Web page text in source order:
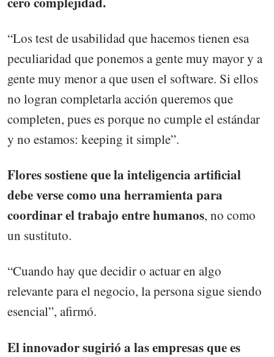
“Los test de usabilidad que hacemos tienen esa
peculiaridad que ponemos a gente muy mayor y a
gente muy menor a que usen el software. Si ellos
no logran completarla acción queremos que
completen, pues es porque no cumple el estándar
y no estamos: keeping it simple”.
Flores sostiene que la inteligencia artificial
debe verse como una herramienta para
coordinar el trabajo entre humanos, no como
un sustituto.
“Cuando hay que decidir o actuar en algo
relevante para el negocio, la persona sigue siendo
esencial”, afirmó.
El innovador sugirió a las empresas que es